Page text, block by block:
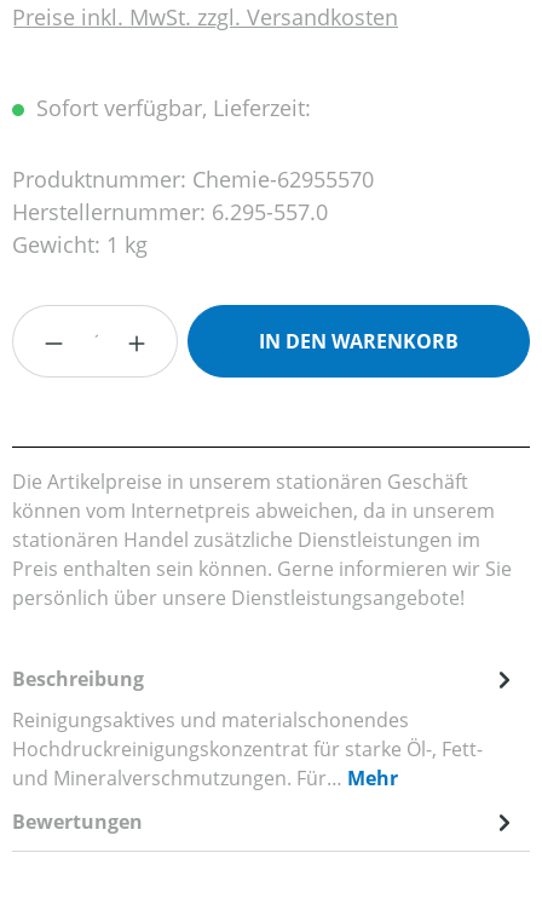
Preise inkl. MwSt. zzgl. Versandkosten
Sofort verfügbar, Lieferzeit:
Produktnummer: Chemie-62955570
Herstellernummer: 6.295-557.0
Gewicht: 1 kg
Produkt Anzahl: Gib den gewünschten
IN DEN WARENKORB
Die Artikelpreise in unserem stationären Geschäft
können vom Internetpreis abweichen, da in unserem
stationären Handel zusätzliche Dienstleistungen im
Preis enthalten sein können. Gerne informieren wir Sie
persönlich über unsere Dienstleistungsangebote!
Beschreibung
Reinigungsaktives und materialschonendes
Hochdruckreinigungskonzentrat für starke Öl-, Fett-
und Mineralverschmutzungen. Für… Mehr
Bewertungen